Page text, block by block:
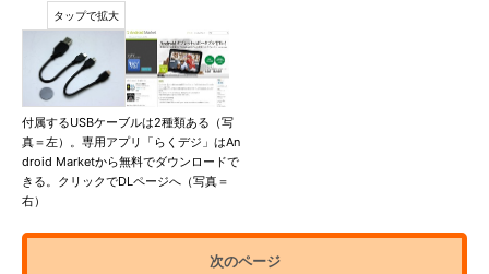
付属するUSBケーブルは2種類ある（写
真＝左）。専用アプリ「らくデジ」はAn
droid Marketから無料でダウンロードで
きる。クリックでDLページへ（写真＝
右）